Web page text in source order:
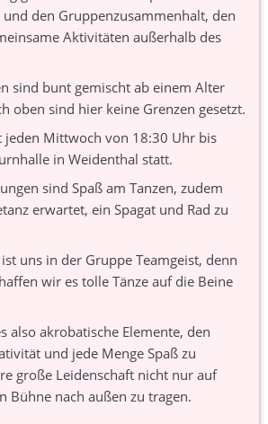
den Gruppenzusammenhalt, den
Aktivitäten außerhalb des
sind bunt gemischt ab einem Alter
oben sind hier keine Grenzen gesetzt.
jeden Mittwoch von 18:30 Uhr bis
in Weidenthal statt.
sind Spaß am Tanzen, zudem
erwartet, ein Spagat und Rad zu
uns in der Gruppe Teamgeist, denn
wir es tolle Tänze auf die Beine
also akrobatische Elemente, den
und jede Menge Spaß zu
große Leidenschaft nicht nur auf
Bühne nach außen zu tragen.